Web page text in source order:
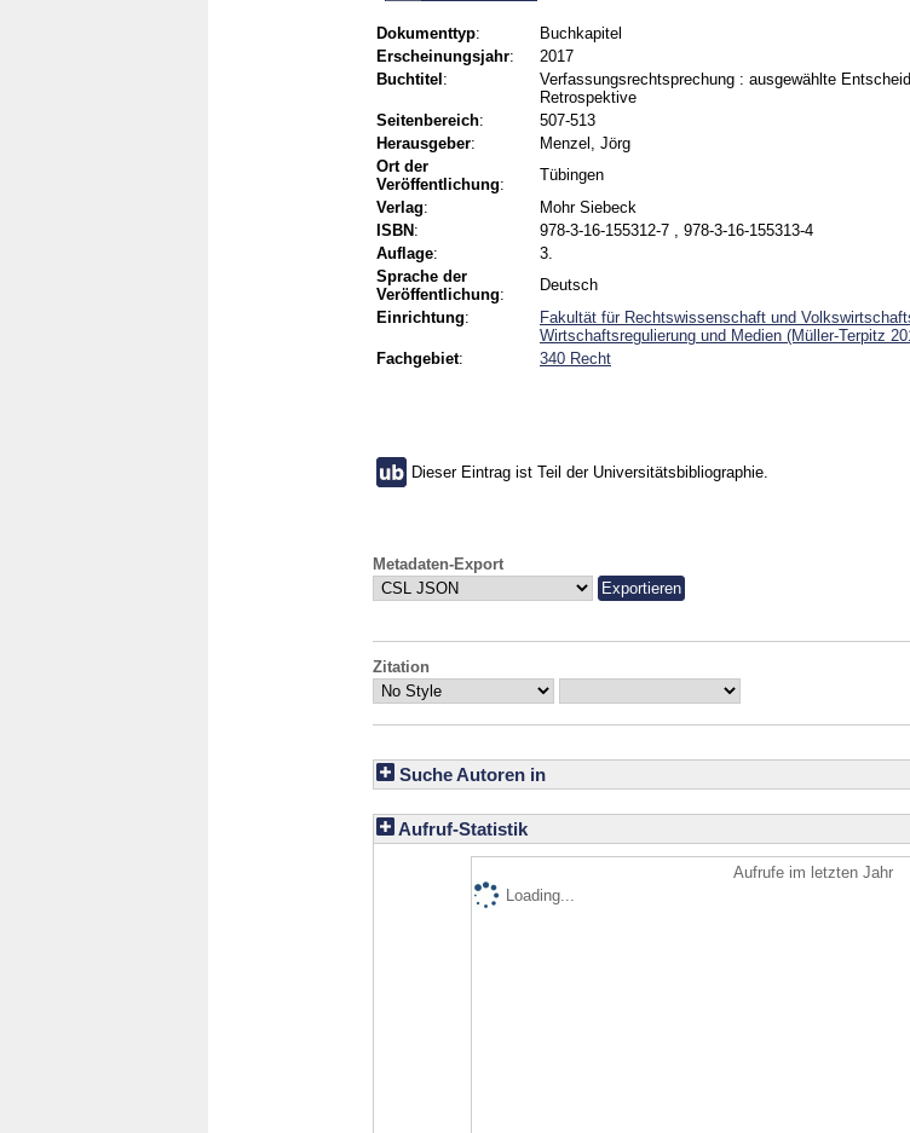
Dokumenttyp:
Buchkapitel
Erscheinungsjahr:
2017
Buchtitel :
Verfassungsrechtsprechung : ausgewählte
Retrospektive
Seitenbereich:
507-513
Herausgeber:
Menzel, Jörg
Ort der
Veröffentlichung:
Tübingen
Verlag:
Mohr Siebeck
ISBN :
978-3-16-155312-7 , 978-3-16-155313-4
Auflage:
3.
Sprache der
Veröffentlichung:
Deutsch
Einrichtung:
Fakultät für Rechtswissenschaft und
Wirtschaftsregulierung und Medien (Müller-Terpitz
Fachgebiet: 340 Recht
Dieser Eintrag ist Teil der Universitätsbibliographie.
Metadaten-Export
Zitation
Suche Autoren in
Aufruf-Statistik
Aufrufe im letzten Jahr
Loading...